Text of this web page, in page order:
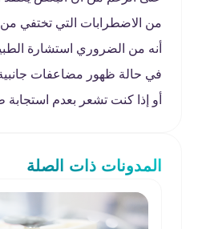
من الاضطرابات التي تختفي من
أنه من الضروري استشارة
في حالة ظهور مضاعفات جانبية
أو إذا كنت تشعر بعدم استجابة
المدونات ذات الصلة